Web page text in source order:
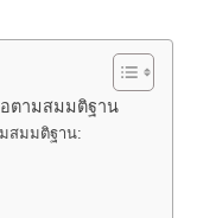
อตามสมมติฐาน
สมมติฐาน: